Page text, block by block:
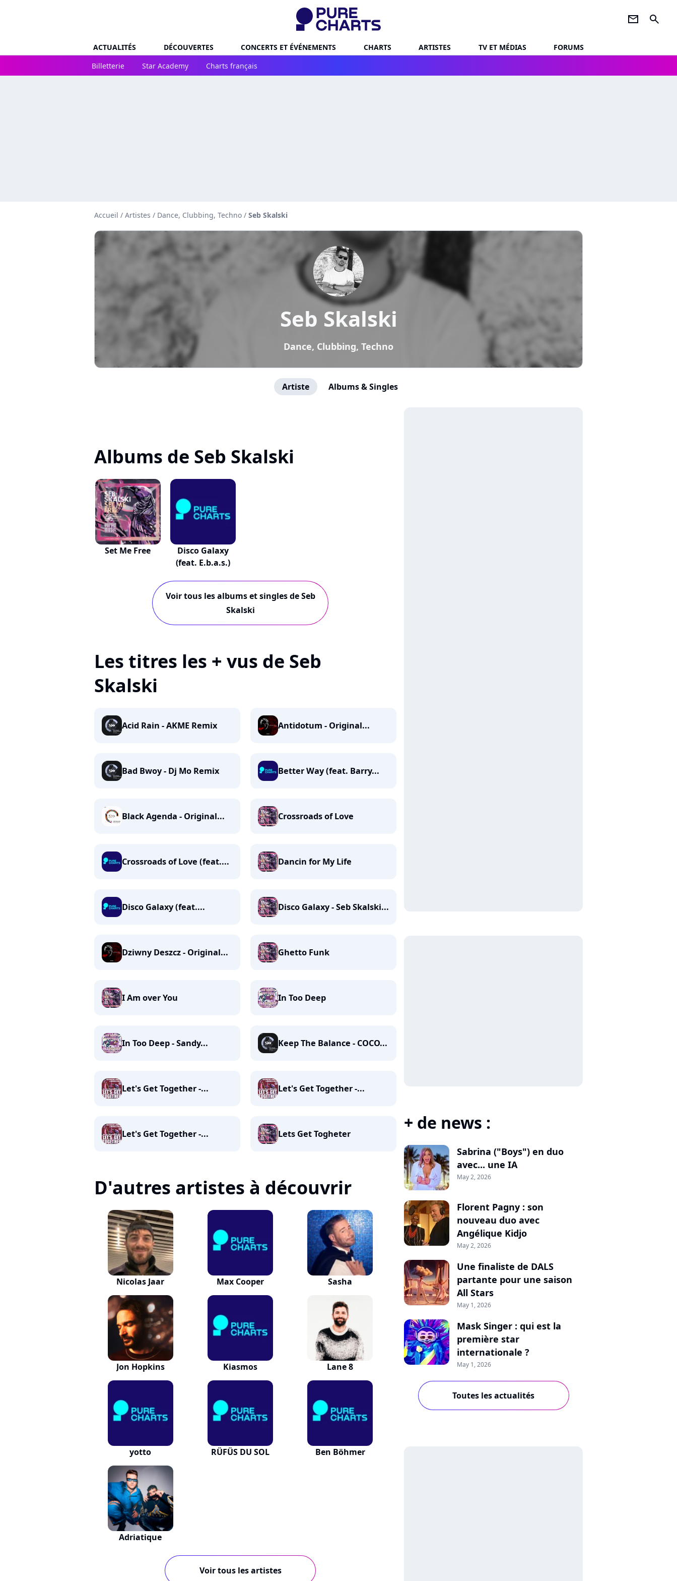
newsletter search
ACTUALITÉS DÉCOUVERTES CONCERTS ET ÉVÉNEMENTS CHARTS ARTISTES TV ET MÉDIAS
FORUMS
Billetterie
Star Academy Charts français
Accueil / Artistes / Dance, Clubbing, Techno / Seb Skalski
Seb Skalski
Dance, Clubbing, Techno
Artiste Albums & Singles
Albums de Seb Skalski
Set Me Free
Disco Galaxy
(feat. E.b.a.s.)
Voir tous les albums et singles de Seb
Skalski
Les titres les + vus de Seb
Skalski
Acid Rain - AKME Remix Antidotum - Original...
Bad Bwoy - Dj Mo Remix Better Way (feat. Barry...
Black Agenda - Original... Crossroads of Love
Crossroads of Love (feat.... Dancin for My Life
Disco Galaxy (feat.... Disco Galaxy - Seb Skalski...
Dziwny Deszcz - Original... Ghetto Funk
I Am over You In Too Deep
In Too Deep - Sandy... Keep The Balance - COCO...
Let's Get Together -... Let's Get Together -...
Let's Get Together -... Lets Get Togheter
D'autres artistes à découvrir
Nicolas Jaar Max Cooper Sasha
Jon Hopkins Kiasmos Lane 8
yotto RÜFÜS DU SOL Ben Böhmer
Adriatique
Voir tous les artistes
+ de news :
Sabrina ("Boys") en duo
avec... une IA
May 2, 2026
Florent Pagny : son
nouveau duo avec
Angélique Kidjo
May 2, 2026
Une finaliste de DALS
partante pour une saison
All Stars
May 1, 2026
Mask Singer : qui est la
première star
internationale ?
May 1, 2026
Toutes les actualités